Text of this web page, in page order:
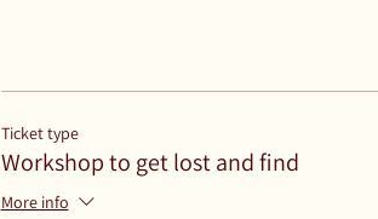
Ticket type
Workshop to get lost and find
More info